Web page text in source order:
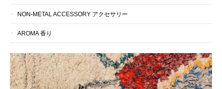
NON-METAL ACCESSORY アクセサリー
AROMA 香り